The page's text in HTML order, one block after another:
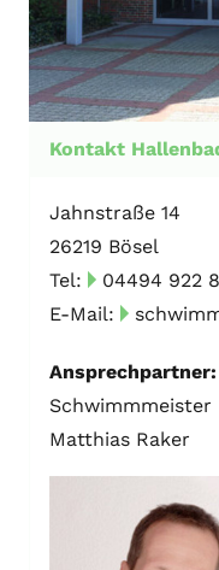
Kontakt
Jahnstraße 14
26219 Bösel
Tel:
04494 922
E-Mail:
Ansprechpartner:
Schwimmmeister
Matthias Raker